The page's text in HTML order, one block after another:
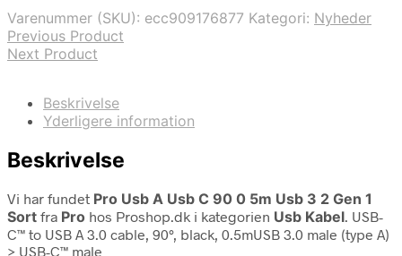
Varenummer (SKU): ecc909176877 Kategori: Nyheder
Previous Product
Next Product
Beskrivelse
Yderligere information
Beskrivelse
Vi har fundet Pro Usb A Usb C 90 0 5m Usb 3 2 Gen 1
Sort fra Pro hos Proshop.dk i kategorien Usb Kabel. USB-
C™ to USB A 3.0 cable, 90°, black, 0.5mUSB 3.0 male (type A)
> USB-C™ male